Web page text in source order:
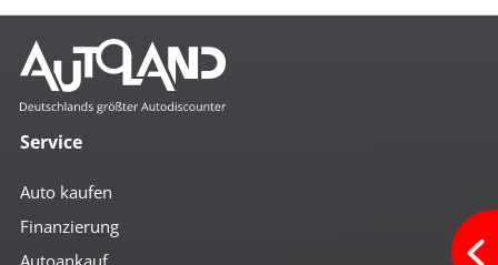
Service
Auto kaufen
Finanzierung